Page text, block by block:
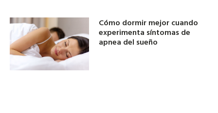
Cómo dormir mejor cuando
experimenta síntomas de
apnea del sueño